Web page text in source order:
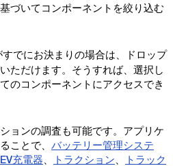
づいてコンポーネントを絞り込む
すでにお決まりの場合は、ドロップ
ただけます。そうすれば、選択し
のコンポーネントにアクセスでき
ョンの調査も可能です。アプリケ
ことで、 バッテリー管理システ
EV充電器 トラクション
トラック